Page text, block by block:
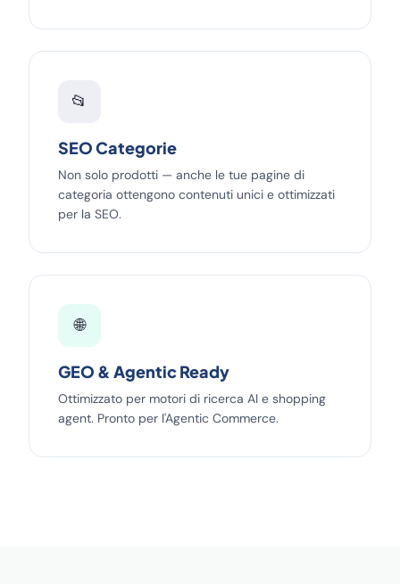
📂
SEO Categorie
Non solo prodotti — anche le tue pagine di
categoria ottengono contenuti unici e ottimizzati
per la SEO.
🌐
GEO & Agentic Ready
Ottimizzato per motori di ricerca AI e shopping
agent. Pronto per l'Agentic Commerce.